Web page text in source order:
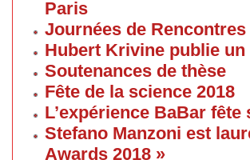
Paris
Journées de
Hubert Krivine publie
Soutenances de thèse
Fête de la science 2018
L’expérience BaBar fête
Stefano Manzoni est
Awards 2018 »